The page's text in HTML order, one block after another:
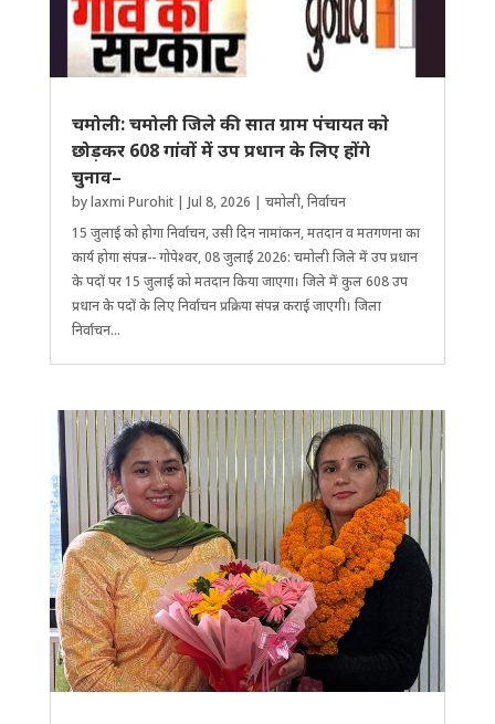
चमोली: चमोली जिले की सात ग्राम पंचायत काे
छोड़कर 608 गांवों में उप प्रधान के लिए होंगे
चुनाव–
bylaxmi Purohit| Jul 8, 2026 | चमोली,निर्वाचन
15 जुलाई को होगा निर्वाचन, उसी दिन नामांकन, मतदान व मतगणना का
कार्य होगा संपन्न-- गोपेश्वर, 08 जुलाई 2026: चमोली जिले में उप प्रधान
के पदों पर 15 जुलाई को मतदान किया जाएगा। जिले में कुल 608 उप
प्रधान के पदों के लिए निर्वाचन प्रक्रिया संपन्न कराई जाएगी। जिला
निर्वाचन...